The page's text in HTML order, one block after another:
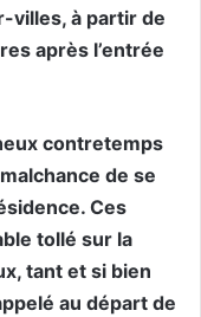
villes, à partir de
après l’entrée
contretemps
de se
Ces
tollé sur la
tant et si bien
au départ de